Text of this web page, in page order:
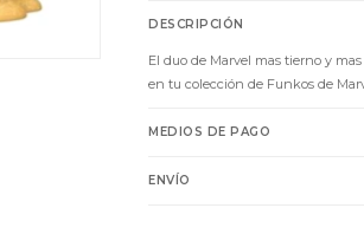
DESCRIPCIÓN
El duo de Marvel mas tierno y
en tu colección de Funkos de
MEDIOS DE PAGO
ENVÍO